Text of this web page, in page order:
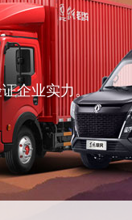
企业实力。